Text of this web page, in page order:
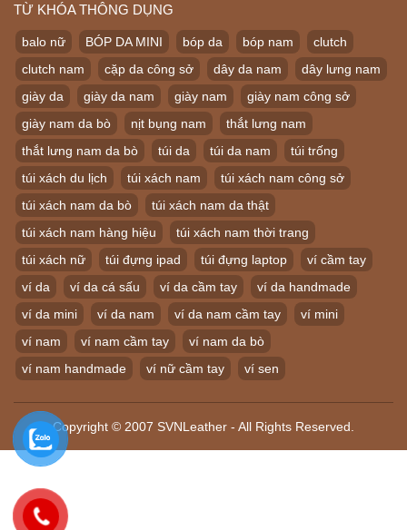
TỪ KHÓA THÔNG DỤNG
balo nữ BÓP DA MINI bóp da bóp nam
clutch
clutch nam
cặp da công sở dây da nam
dây lưng nam
giày da
giày da nam giày nam
giày nam công sở
giày nam da bò
nịt bụng nam
thắt lưng nam
thắt lưng nam da bò
túi da túi da nam
túi trống
túi xách du lịch
túi xách nam
túi xách nam công sở
túi xách nam da bò
túi xách nam da thật
túi xách nam hàng hiệu
túi xách nam thời trang
túi xách nữ
túi đựng ipad túi đựng laptop
ví cầm tay
ví da
ví da cá sấu ví da cầm tay
ví da handmade
ví da mini
ví da nam ví da nam cầm tay
ví mini
ví nam
ví nam cầm tay
ví nam da bò
ví nam handmade
ví nữ cầm tay ví sen
Copyright © 2007 SVNLeather - All Rights Reserved.